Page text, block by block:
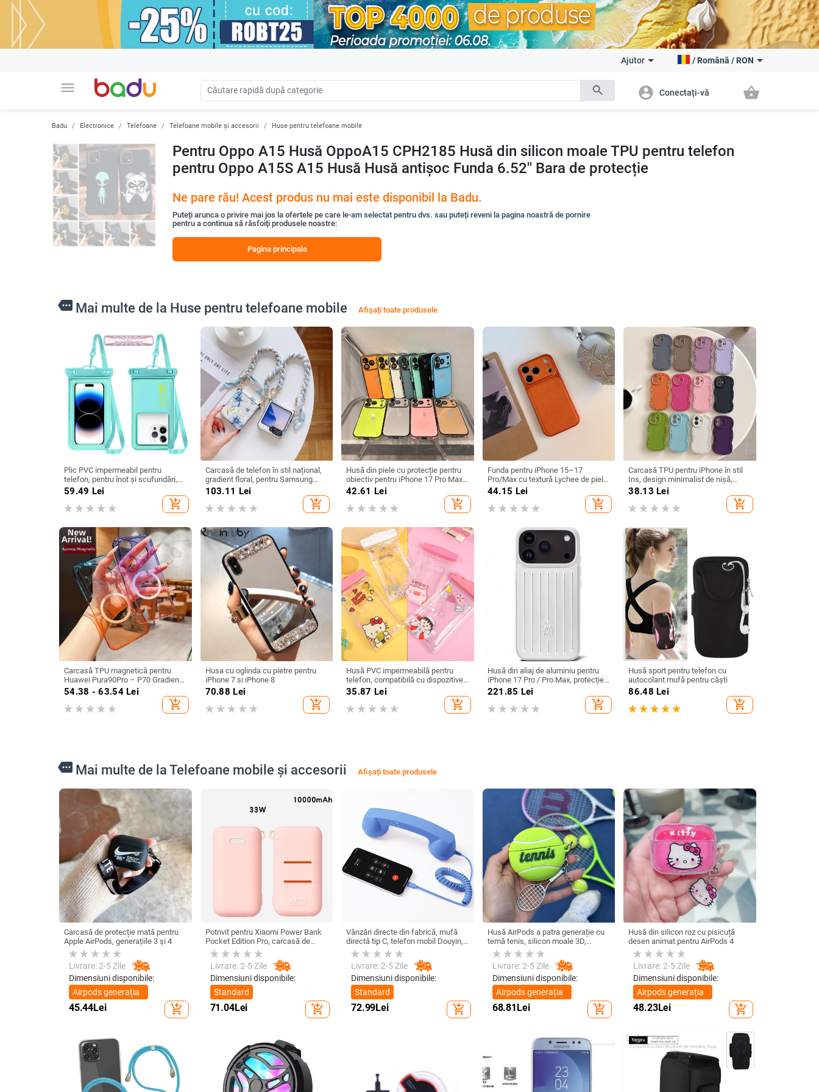
menu search
Ajutor / Română / RON
account_circle Conectați-vă shopping_basket
Badu Electronice Telefoane Telefoane mobile și accesorii Huse pentru telefoane mobile
Pentru Oppo A15 Husă OppoA15 CPH2185 Husă din silicon moale TPU pentru telefon
pentru Oppo A15S A15 Husă Husă antișoc Funda 6.52'' Bara de protecție
Ne pare rău! Acest produs nu mai este disponibil la Badu.
Puteți arunca o privire mai jos la ofertele pe care le-am selectat pentru dvs. sau puteți reveni la pagina noastră de pornire
pentru a continua să răsfoiți produsele noastre:
Pagina principala
more Mai multe de la Huse pentru telefoane mobile Afișați toate produsele
Plic PVC impermeabil pentru
telefon, pentru înot și scufundări,
compatibil ecran tactil, pungă
sigilată
59.49 Lei
add_shopping_cart
Carcasă de telefon în stil național,
gradient floral, pentru Samsung
Galaxy Z Flip7/5 și Z Flip6/4 – două
în unu, realizată manual, din piele
sintetică, cu fular de mătase pentru
103.11 Lei
add_shopping_cart
Husă din piele cu protecție pentru
obiectiv pentru iPhone 17 Pro Max
— husă durabilă, protecție antișoc
42.61 Lei
add_shopping_cart
Funda pentru iPhone 15–17
Pro/Max cu textură Lychee de piele
și fereastră mare, culoare solidă,
finisaj mat
44.15 Lei
add_shopping_cart
Carcasă TPU pentru iPhone în stil
Ins, design minimalist de nișă,
husă moale cu margine ondulată,
protecție anti-cădere, anti-
amprentă, finisaj mat
38.13 Lei
add_shopping_cart
Carcasă TPU magnetică pentru
Huawei Pura90Pro – P70 Gradient
Aurora, design minimalist, protecție
54.38 - 63.54Lei
add_shopping_cart
Husa cu oglinda cu pietre pentru
iPhone 7 si iPhone 8
70.88 Lei
add_shopping_cart
Husă PVC impermeabilă pentru
telefon, compatibilă cu dispozitive
până la 7,2 inci, imprimare siglă,
personalizare (PVC • impermeabil •
până la 7,2 inci • imprimare siglă •
35.87 Lei
add_shopping_cart
Husă din aliaj de aluminiu pentru
iPhone 17 Pro / Pro Max, protecție
anti-cădere, închidere magnetică,
turnare prin injecție, posibilitate de
personalizare
221.85 Lei
add_shopping_cart
Husă sport pentru telefon cu
autocolant mufă pentru căști
86.48 Lei
add_shopping_cart
more Mai multe de la Telefoane mobile și accesorii Afișați toate produsele
Carcasă de protecție mată pentru
Apple AirPods, generațiile 3 și 4
Livrare: 2-5 Zile
Dimensiuni disponibile:
Airpods generația
1/2
45.44Lei add_shopping_cart
Potrivit pentru Xiaomi Power Bank
Pocket Edition Pro, carcasă de
protecție din silicon 33W 10000mA,
antiderapantă pentru Power Bank
Livrare: 2-5 Zile
Dimensiuni disponibile:
Standard
71.04Lei add_shopping_cart
Vânzări directe din fabrică, mufă
directă tip C, telefon mobil Douyin,
internet celebru, telefon mobil,
microfon electric, port C, căști cu
fir, cască
Livrare: 2-5 Zile
Dimensiuni disponibile:
Standard
72.99Lei add_shopping_cart
Husă AirPods a patra generație cu
temă tenis, silicon moale 3D,
compatibilă cu AirPods 3 și Pro 2
Livrare: 2-5 Zile
Dimensiuni disponibile:
Airpods generația
1/2
68.81 Lei add_shopping_cart
Husă din silicon roz cu pisicuță
desen animat pentru AirPods 4
Livrare: 2-5 Zile
Dimensiuni disponibile:
Airpods generația
1/2
48.23Lei add_shopping_cart